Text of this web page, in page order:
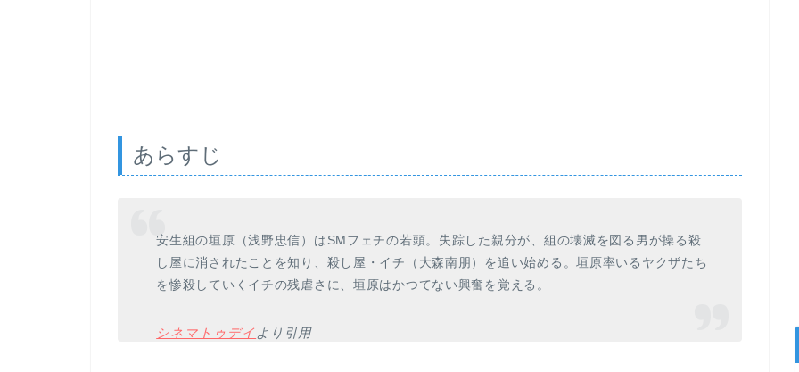
あらすじ
安生組の垣原（浅野忠信）はSMフェチの若頭。失踪した親分が、組の壊滅を図る男が操る殺
し屋に消されたことを知り、殺し屋・イチ（大森南朋）を追い始める。垣原率いるヤクザたち
を惨殺していくイチの残虐さに、垣原はかつてない興奮を覚える。
シネマトゥデイ より引用